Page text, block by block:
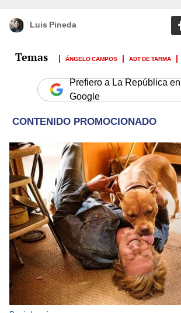
Luis Pineda
ÁNGELO CAMPOS ADT DE TARMA
Prefiero a La República en
Google